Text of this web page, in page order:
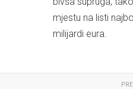
mjestu na listi
milijardi eura.